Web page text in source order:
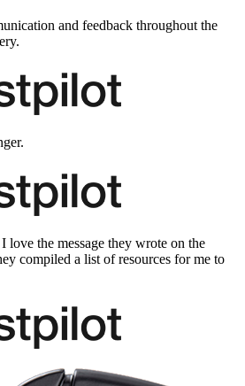
and feedback throughout the
love the message they wrote on the
compiled a list of resources for me to